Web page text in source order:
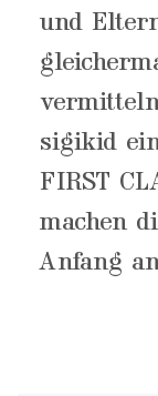
und
sigikid
FIRST
machen
Anfang